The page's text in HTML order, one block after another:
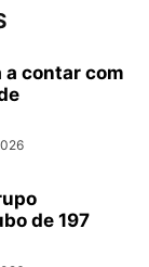
a contar com
de 197